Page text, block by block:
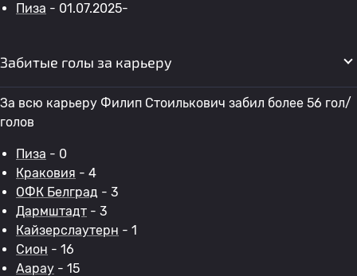
Пиза - 01.07.2025-
Забитые голы за карьеру
За всю карьеру Филип Стоилькович забил более 56 гол/
голов
Пиза - 0
Краковия - 4
ОФК Белград - 3
Дармштадт - 3
Кайзерслаутерн - 1
Сион - 16
Аарау - 15